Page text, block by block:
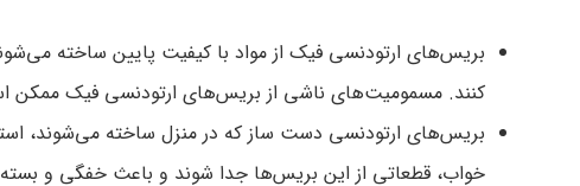
بریس‌های ارتودنسی فیک از مواد با کیفیت پایین ساخته
کنند. مسمومیت‌های ناشی از بریس‌های ارتودنسی فیک ممکن
بریس‌های ارتودنسی دست ساز که در منزل ساخته می‌شوند،
خواب، قطعاتی از این بریس‌ها جدا شوند و باعث خفگی و